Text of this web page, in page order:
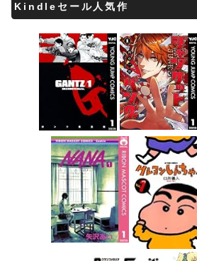
Kindleセール人気作